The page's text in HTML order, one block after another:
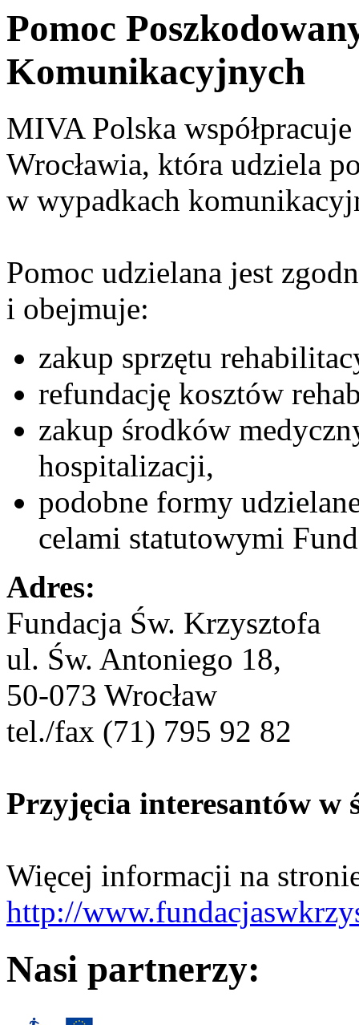
Pomoc
Komunikacyjnych
MIVA Polska
Wrocławia, która udziela
w wypadkach
Pomoc udzielana jest
i obejmuje:
zakup sprzętu
refundację kosztów
zakup środków
hospitalizacji,
podobne formy
celami statutowymi
Adres:
Fundacja Św. Krzysztofa
ul. Św. Antoniego 18,
50-073 Wrocław
tel./fax (71) 795 92 82
Przyjęcia interesantów w
Więcej informacji na
http://
Nasi partnerzy: